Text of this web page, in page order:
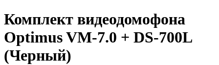
Комплект видеодомофона
Optimus VM-7.0 + DS-700L
(Черный)